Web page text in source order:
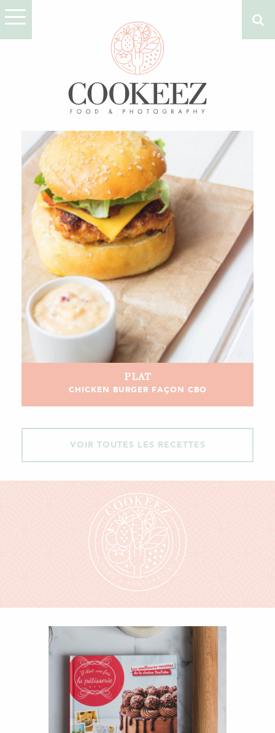
PLAT
CHICKEN BURGER FAÇON CBO
VOIR TOUTES LES RECETTES